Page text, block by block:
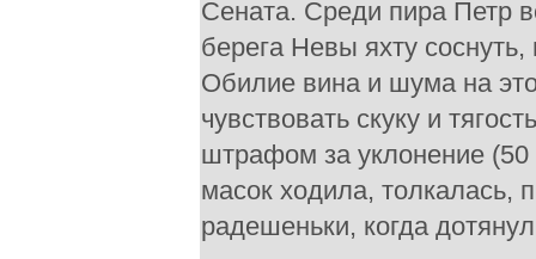
Сената. Среди пира Петр
берега Невы яхту
Обилие вина и шума на
чувствовать скуку и
штрафом за уклонение
масок ходила,
радешеньки, когда